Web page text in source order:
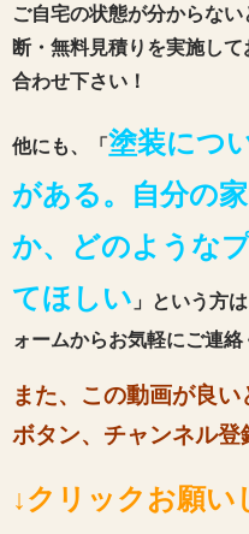
ご自宅の状態が分からな
断・無料見積りを実施し
合わせ下さい！
他にも、「 塗装につ
がある。自分の
か、どのような
てほしい 」という方
ォームからお気軽にご連絡
また、この動画が良
ボタン、チャンネル登
↓クリックお願い